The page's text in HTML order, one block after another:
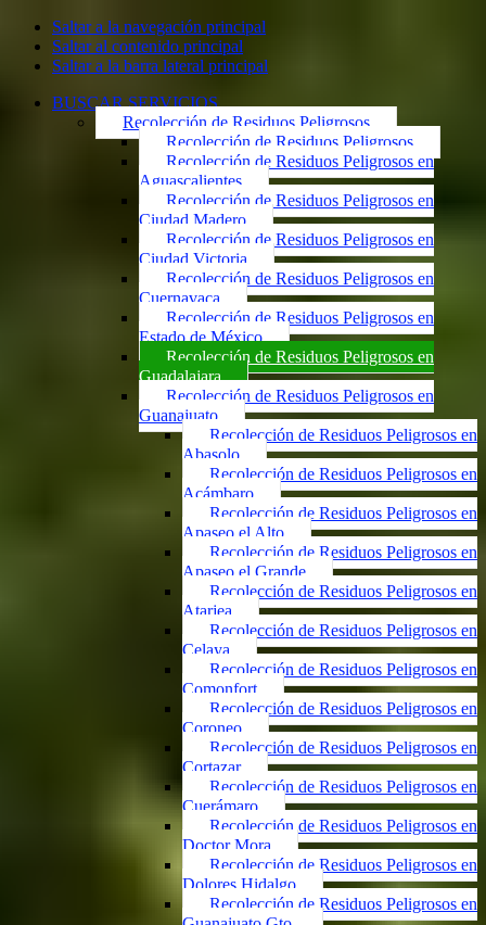
Saltar a la navegación principal
Saltar al contenido principal
Saltar a la barra lateral principal
BUSCAR SERVICIOS
Recolección de Residuos Peligrosos
Recolección de Residuos Peligrosos
Recolección de Residuos Peligrosos en
Aguascalientes
Recolección de Residuos Peligrosos en
Ciudad Madero
Recolección de Residuos Peligrosos en
Ciudad Victoria
Recolección de Residuos Peligrosos en
Cuernavaca
Recolección de Residuos Peligrosos en
Estado de México
Recolección de Residuos Peligrosos en
Guadalajara
Recolección de Residuos Peligrosos en
Guanajuato
Recolección de Residuos Peligrosos en
Abasolo
Recolección de Residuos Peligrosos en
Acámbaro
Recolección de Residuos Peligrosos en
Apaseo el Alto
Recolección de Residuos Peligrosos en
Apaseo el Grande
Recolección de Residuos Peligrosos en
Atarjea
Recolección de Residuos Peligrosos en
Celaya
Recolección de Residuos Peligrosos en
Comonfort
Recolección de Residuos Peligrosos en
Coroneo
Recolección de Residuos Peligrosos en
Cortazar
Recolección de Residuos Peligrosos en
Cuerámaro
Recolección de Residuos Peligrosos en
Doctor Mora
Recolección de Residuos Peligrosos en
Dolores Hidalgo
Recolección de Residuos Peligrosos en